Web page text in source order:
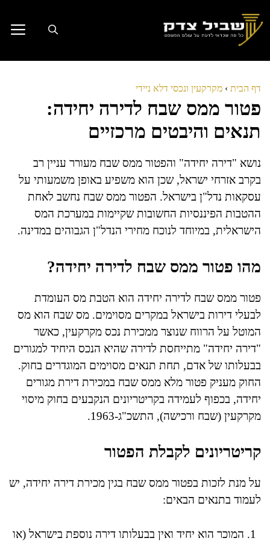
לתוכן
דף הבית › מקרקעין ונכסי דלא ניידי
פטור ממס שבח לדירה יחידה:
תנאים והיבטים מרכזיים
נושא "דירה יחידה" והפטור ממס שבח מעורר עניין רב
בקרב אזרחי ישראל, שכן הוא משפיע באופן משמעותי על
עסקאות נדל"ן בישראל. הפטור ממס שבח נחשב לאחת
ההטבות הפיננסיות החשובות שקיימות במערכת המס
הישראלית, במיוחד לנוכח מחירי הנדל"ן הגבוהים במדינה.
מהו פטור ממס שבח לדירה יחידה?
פטור ממס שבח לדירה יחידה הוא הטבת מס העומדת
לבעלי דירות בישראל במקרים מסוימים. מס שבח הוא מס
המוטל על הרווח שנוצר ממכירת נכס מקרקעין, כאשר
"דירה יחידה" מתייחסת לדירה שהיא הנכס היחיד למגורים
בבעלותו של אדם, תחת תנאים מסוימים המוגדרים בחוק.
החוק מעניק פטור מלא ממס שבח במכירת דירת מגורים
יחידה, בכפוף לעמידה בקריטריונים הנקבעים בחוק מיסוי
מקרקעין (שבח ורכישה), התשכ"ג-1963.
קריטריונים לקבלת הפטור
על מנת לזכות בפטור ממס שבח בגין מכירת דירה יחידה, יש
לעמוד בתנאים הבאים:
המוכר הוא יחיד ואין בבעלותו דירה נוספת בישראל (או